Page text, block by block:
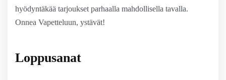
hyödyntäkää tarjoukset parhaalla mahdollisella tavalla.
Onnea Vapetteluun, ystävät!
Loppusanat